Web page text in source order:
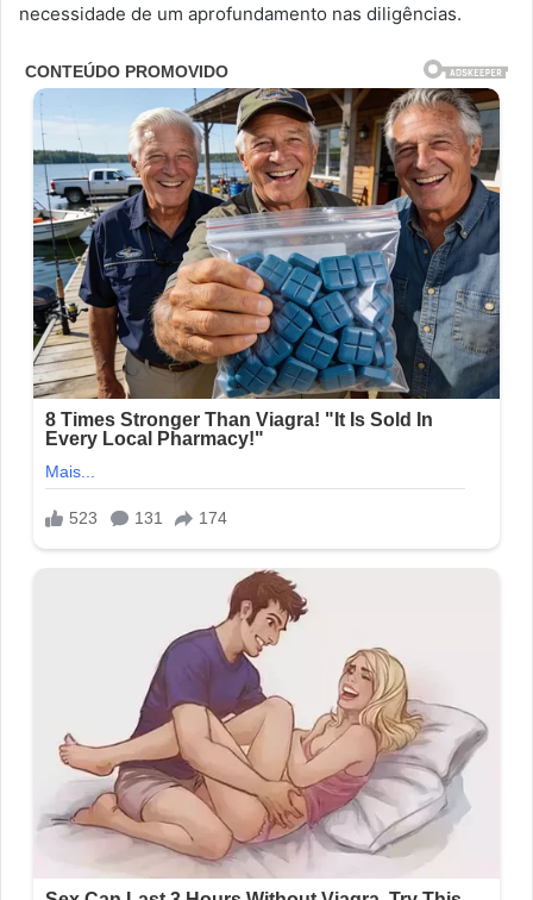
necessidade de um aprofundamento nas diligências.